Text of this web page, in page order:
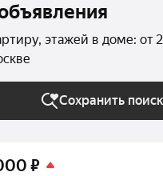
этажей в доме: от
Сохранить поиск
₽